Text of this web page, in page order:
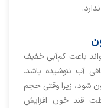
باعث کم‌آبی خفیف
آب ننوشیده باشد.
شود، زیرا وقتی حجم
قند خون افزایش